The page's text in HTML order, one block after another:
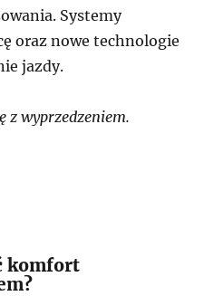
Systemy
oraz nowe technologie
jazdy.
z wyprzedzeniem.
komfort